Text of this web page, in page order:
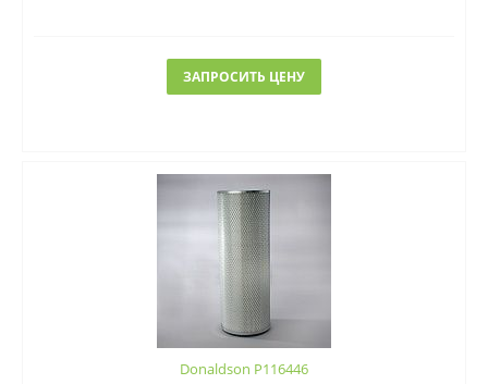
ЗАПРОСИТЬ ЦЕНУ
Donaldson P116446